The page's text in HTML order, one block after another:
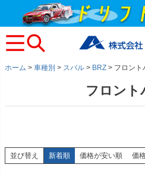
ホーム 車種別 スバル BRZ フロント
フロント
並び替え 新着順 価格が安い順 価